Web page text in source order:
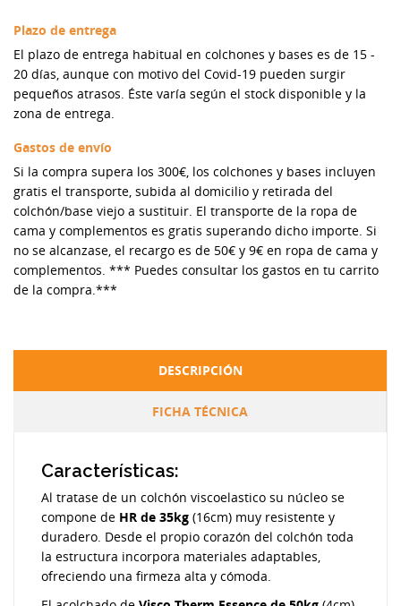
Plazo de entrega
El plazo de entrega habitual en colchones y bases es de 15 -
20 días, aunque con motivo del Covid-19 pueden surgir
pequeños atrasos. Éste varía según el stock disponible y la
zona de entrega.
Gastos de envío
Si la compra supera los 300€, los colchones y bases incluyen
gratis el transporte, subida al domicilio y retirada del
colchón/base viejo a sustituir. El transporte de la ropa de
cama y complementos es gratis superando dicho importe. Si
no se alcanzase, el recargo es de 50€ y 9€ en ropa de cama y
complementos. *** Puedes consultar los gastos en tu carrito
de la compra.***
DESCRIPCIÓN
FICHA TÉCNICA
Características:
Al tratase de un colchón viscoelastico su núcleo se
compone de HR de 35kg (16cm) muy resistente y
duradero. Desde el propio corazón del colchón toda
la estructura incorpora materiales adaptables,
ofreciendo una firmeza alta y cómoda.